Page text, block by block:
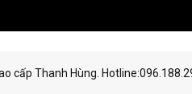
cấp Thanh Hùng.